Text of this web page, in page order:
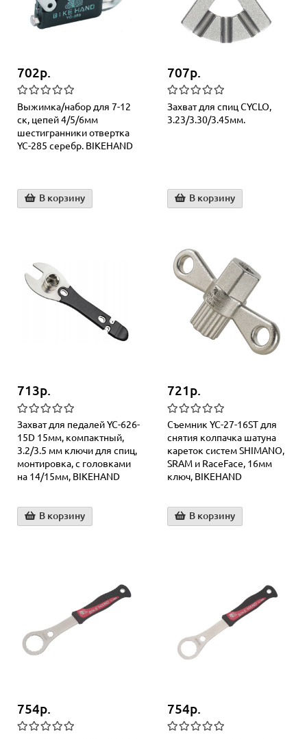
702р.
Выжимка/набор для 7-12
ск, цепей 4/5/6мм
шестигранники отвертка
YC-285 серебр. BIKEHAND
В корзину
707р.
Захват для спиц CYCLO,
3.23/3.30/3.45мм.
В корзину
713р.
Захват для педалей YC-626-
15D 15мм, компактный,
3.2/3.5 мм ключи для спиц,
монтировка, с головками
на 14/15мм, BIKEHAND
В корзину
721р.
Съемник YC-27-16ST для
снятия колпачка шатуна
кареток систем SHIMANO,
SRAM и RaceFace, 16мм
ключ, BIKEHAND
В корзину
754р. 754р.